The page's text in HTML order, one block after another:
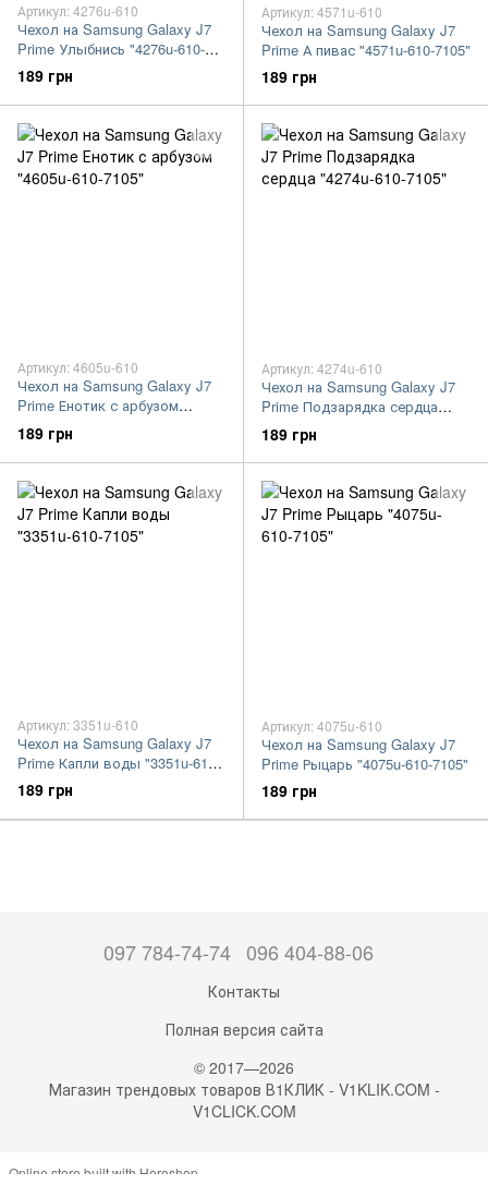
Артикул: 4276u-610
Чехол на Samsung Galaxy J7
Prime Улыбнись "4276u-610-
7105"
189 грн
Артикул: 4571u-610
Чехол на Samsung Galaxy J7
Prime А пивас "4571u-610-7105"
189 грн
Артикул: 4605u-610
Чехол на Samsung Galaxy J7
Prime Енотик с арбузом
"4605u-610-7105"
189 грн
Артикул: 4274u-610
Чехол на Samsung Galaxy J7
Prime Подзарядка сердца
"4274u-610-7105"
189 грн
Артикул: 3351u-610
Чехол на Samsung Galaxy J7
Prime Капли воды "3351u-610-
7105"
189 грн
Артикул: 4075u-610
Чехол на Samsung Galaxy J7
Prime Рыцарь "4075u-610-7105"
189 грн
097 784-74-74 096 404-88-06
Контакты
Полная версия сайта
© 2017—2026
Магазин трендовых товаров В1КЛИК - V1KLIK.COM -
V1CLICK.COM
Online store built with Horoshop